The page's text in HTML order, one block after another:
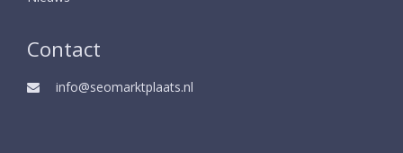
Contact
info@seomarktplaats.nl